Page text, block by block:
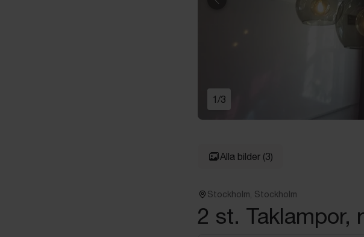
Föregående
1 /3
Alla bilder (3)
Stockholm, Stockholm
2 st. Taklampor,